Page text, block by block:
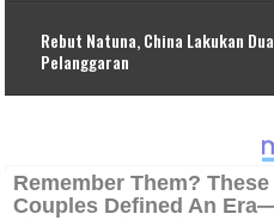
Rebut Natuna, China Lakukan Dua
Pelanggaran